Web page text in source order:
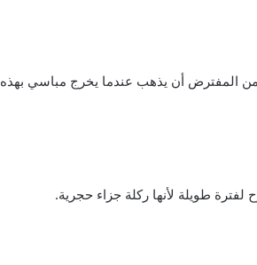
من المفترض أن يذهب عندما يخرج مباسي بهذه